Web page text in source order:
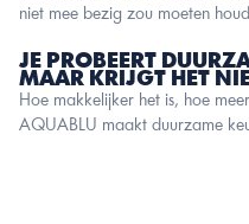
niet mee bezig zou moeten
JE PROBEERT
MAAR KRIJGT HET
Hoe makkelijker het is, hoe
AQUABLU maakt duurzame